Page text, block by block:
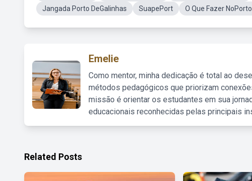
Jangada Porto DeGalinhas
SuapePort O Que Fazer NoPorto
Emelie
Como mentor, minha dedicação é total ao
métodos pedagógicos que priorizam
missão é orientar os estudantes em sua
educacionais reconhecidas pelas principais
Related Posts